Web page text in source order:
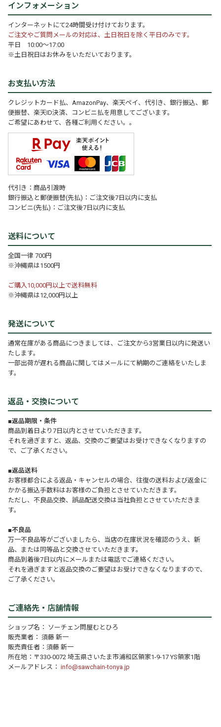
インフォメーション
インターネットにて24時間受け付けております。
ご注文やご質問メールの対応は、土日祝日を除く平日のみです。
平日 10:00～17:00
※土日祝日はお休みをいただいております。
お支払い方法
クレジットカード払、AmazonPay、楽天ペイ、代引き、銀行振込、郵
便振替、楽天ID決済、コンビニ払を用意してございます。
ご希望にあわせて、各種ご利用ください。。
代引き：商品引渡時
銀行振込と郵便振替(先払)：ご注文後7日以内に支払
コンビニ(先払)：ご注文後7日以内に支払
送料について
全国一律 700円
※沖縄県は1500円
ご購入10,000円以上で送料無料
※沖縄県は12,000円以上
発送について
通常在庫がある商品につきましては、ご注文から3営業日以内に発送い
たします。
一部出荷が遅れる商品に関してはメールにて納期のご連絡をいたしま
す。
返品・交換について
■返品期限・条件
商品到着日より7日以内とさせていただきます。
それを過ぎますと、返品、交換のご要望はお受けできなくなりますの
で、ご了承ください。
■返品送料
お客様都合による返品・キャンセルの場合、往復の送料および返金に
かかる振込手数料はお客様のご負担とさせていただきます。
ただし、不良品交換、誤品配送交換は当社負担とさせていただきま
す。
■不良品
万一不良品等がございましたら、当店の在庫状況を確認のうえ、新
品、または同等品と交換させていただきます。
商品到着後7日以内にメールまたは電話でご連絡ください。
それを過ぎますと返品交換のご要望はお受けできなくなりますので、
ご了承ください。
ご連絡先・店舗情報
ショップ名： ソーチェン問屋むとひろ
販売業者： 須藤 新一
販売責任者：須藤 新一
所在地：〒330-0072 埼玉県さいたま市浦和区領家1-9-17 YS領家1階
メールアドレス：info@sawchain-tonya.jp